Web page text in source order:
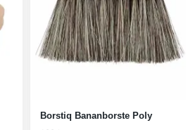
Borstiq Bananborste Poly